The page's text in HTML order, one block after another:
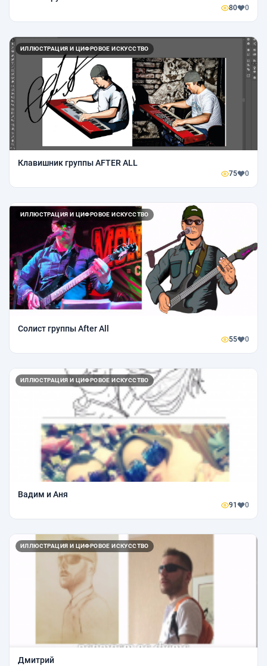
80 0
ИЛЛЮСТРАЦИЯ И ЦИФРОВОЕ ИСКУССТВО
Клавишник группы AFTER ALL
75 0
ИЛЛЮСТРАЦИЯ И ЦИФРОВОЕ ИСКУССТВО
Солист группы After All
55 0
ИЛЛЮСТРАЦИЯ И ЦИФРОВОЕ ИСКУССТВО
Вадим и Аня
91 0
ИЛЛЮСТРАЦИЯ И ЦИФРОВОЕ ИСКУССТВО
Дмитрий